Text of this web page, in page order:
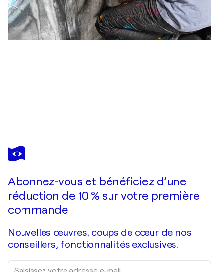
INGA
MIHAILOVIC
Je passe commande
Abonnez-vous et bénéficiez d’une
réduction de 10 % sur votre première
commande
Nouvelles œuvres, coups de cœur de nos
conseillers, fonctionnalités exclusives.